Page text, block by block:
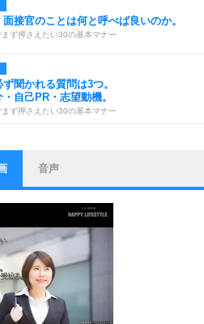
接官のことは何と呼べば良いのか。
まず押さえたい30の基本マナー
聞かれる質問は3つ。
自己PR・志望動機。
まず押さえたい30の基本マナー
策
べない。
こと、他人を見ない。
ない人になる30の方法
になれない原因は、行動しないから。
考になる30の方法
策
音声